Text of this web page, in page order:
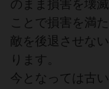
のまま損害を壊
ことで損害を満
敵を後退させな
ります。
今となっては古